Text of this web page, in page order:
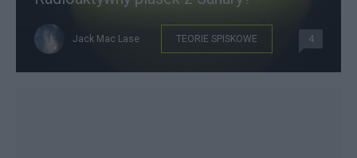
Jack Mac Lase TEORIE SPISKOWE 4